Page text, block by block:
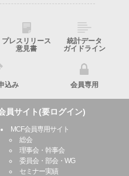
プレスリリース
意見書
統計データ
ガイドライン
込み 会員専用
員サイト(要ログイン)
MCF会員専用サイト
総会
理事会・幹事会
委員会・部会・WG
セミナー実績